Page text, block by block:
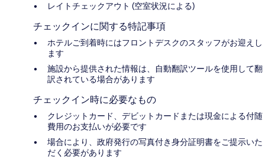
レイトチェックアウト (空室状況による)
チェックインに関する特記事項
ホテルご到着時にはフロントデスクのスタッフがお迎えし
ます
施設から提供された情報は、自動翻訳ツールを使用して翻
訳されている場合があります
チェックイン時に必要なもの
クレジットカード、デビットカードまたは現金による付随
費用のお支払いが必要です
場合により、政府発行の写真付き身分証明書をご提示いた
だく必要があります